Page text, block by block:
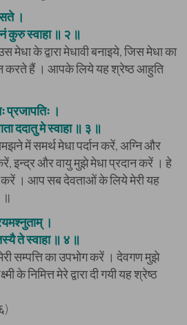
।
कुरु स्वाहा ॥ २ ॥
के द्वारा मेधावी बनाइये, जिस मेधा का
करते हैं । आपके लिये यह श्रेष्ठ आहुति
प्रजापतिः ।
ददातु मे स्वाहा ॥ ३ ॥
में समर्थ मेधा पर्दान करें, अग्नि और
इन्द्र और वायु मुझे मेधा प्रदान करें । हे
करें । आप सब देवताओं के लिये मेरी यह
॥
।
ते स्वाहा ॥ ४ ॥
सम्पत्ति का उपभोग करें । देवगण मुझे
के निमित्त मेरे द्वारा दी गयी यह श्रेष्ठ